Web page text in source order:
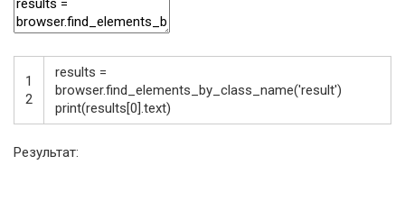
1
2
results =
browser.find_elements_by_class_name('result')
print(results[0].text)
Результат: